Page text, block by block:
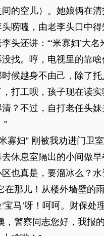
的空儿）。她娘俩在
头唠嗑，由老李头口中
头还讲：“‘米寡妇’大
没找。哼，电视里的靠
时候越身不由己，除了
打工呗，孩子现在读
？不过，自打老任头
”
寡妇” 刚被我劝进门卫
休息室隔出的小间做
区也真是，要溜冰么？
在那儿！从楼外墙壁的
宝马’呀！呵呵。财保
，警察同志您好，我报